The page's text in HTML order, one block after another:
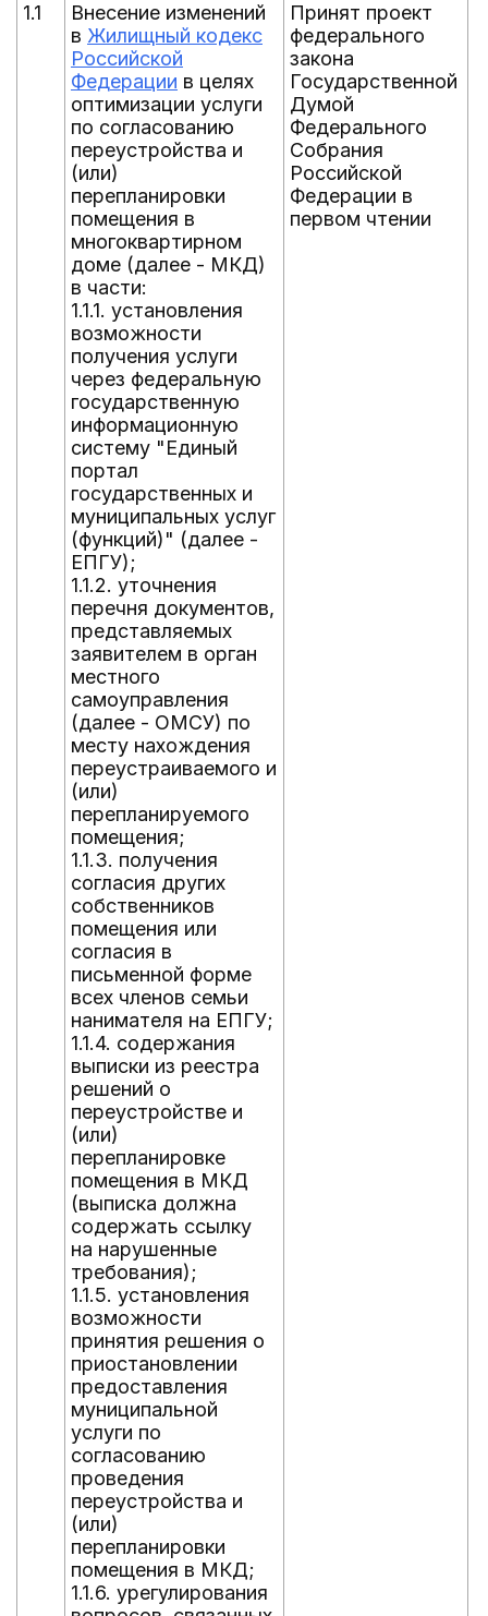
1.1
Внесение изменений
в Жилищный кодекс
Российской
Федерации в целях
оптимизации услуги
по согласованию
переустройства и
(или)
перепланировки
помещения в
многоквартирном
доме (далее - МКД)
в части:
1.1.1. установления
возможности
получения услуги
через федеральную
государственную
информационную
систему "Единый
портал
государственных и
муниципальных услуг
(функций)" (далее -
ЕПГУ);
1.1.2. уточнения
перечня документов,
представляемых
заявителем в орган
местного
самоуправления
(далее - ОМСУ) по
месту нахождения
переустраиваемого и
(или)
перепланируемого
помещения;
1.1.3. получения
согласия других
собственников
помещения или
согласия в
письменной форме
всех членов семьи
нанимателя на ЕПГУ;
1.1.4. содержания
выписки из реестра
решений о
переустройстве и
(или)
перепланировке
помещения в МКД
(выписка должна
содержать ссылку
на нарушенные
требования);
1.1.5. установления
возможности
принятия решения о
приостановлении
предоставления
муниципальной
услуги по
согласованию
проведения
переустройства и
(или)
перепланировки
помещения в МКД;
1.1.6. урегулирования
Принят проект
федерального
закона
Государственной
Думой
Федерального
Собрания
Российской
Федерации в
первом чтении